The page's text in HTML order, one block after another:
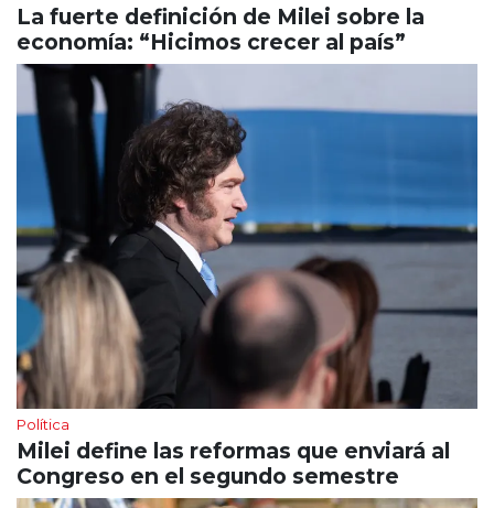
La fuerte definición de Milei sobre la
economía: “Hicimos crecer al país”
Política
Milei define las reformas que enviará al
Congreso en el segundo semestre